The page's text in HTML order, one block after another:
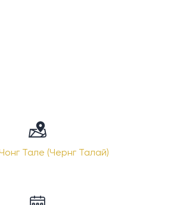
Тале (Чернг Талай)